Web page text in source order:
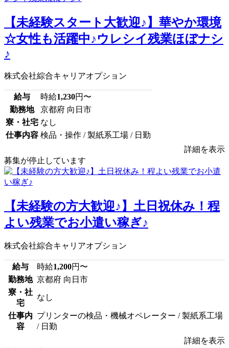
【未経験スタート大歓迎♪】華やか環境
☆女性も活躍中♪ウレシイ残業ほぼナシ
♪
株式会社綜合キャリアオプション
給与 時給1,230円〜
勤務地
京都府 向日市
寮・社宅 なし
仕事内容 検品・操作 / 製紙系工場 / 日勤
詳細を表示
募集が停止しています
【未経験の方大歓迎♪】土日祝休み！程
よい残業でお小遣い稼ぎ♪
株式会社綜合キャリアオプション
給与 時給1,200円〜
勤務地 京都府 向日市
寮・社
宅
なし
仕事内
容
プリンターの検品・機械オペレーター / 製紙系工場
/ 日勤
詳細を表示